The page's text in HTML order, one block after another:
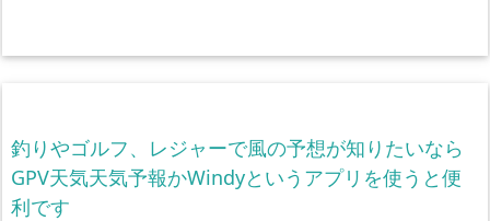
釣りやゴルフ、レジャーで風の予想が知りたいなら
GPV天気天気予報かWindyというアプリを使うと便
利です